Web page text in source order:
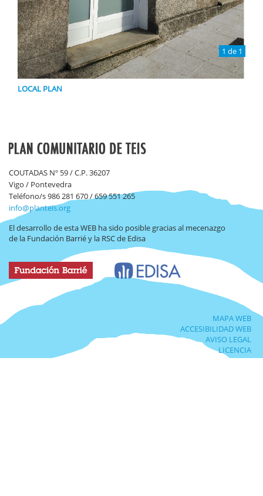
1 de 1
LOCAL PLAN
COUTADAS Nº 59 / C.P. 36207
Vigo / Pontevedra
Teléfono/s 986 281 670 / 659 551 265
info@planteis.org
El desarrollo de esta WEB ha sido posible gracias al mecenazgo
de la Fundación Barrié y la RSC de Edisa
MAPA WEB
ACCESIBILIDAD WEB
AVISO LEGAL
LICENCIA